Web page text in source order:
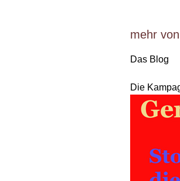
mehr
Das Blog
Die